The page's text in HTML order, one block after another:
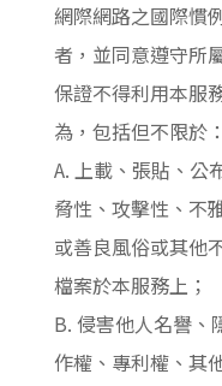
網際網路之國際慣
者，並同意遵守所
保證不得利用本服
為，包括但不限於：
A. 上載、張貼、公
脅性、攻擊性、不
或善良風俗或其他
檔案於本服務上；
B. 侵害他人名譽、
作權、專利權、其